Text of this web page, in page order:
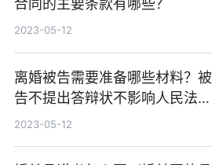
合同的主要条款有哪些？
2023-05-12
离婚被告需要准备哪些材料？被
告不提出答辩状不影响人民法院
审理吗？
2023-05-12